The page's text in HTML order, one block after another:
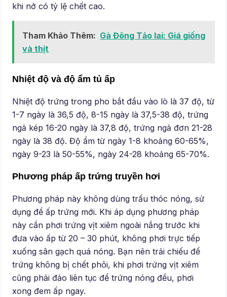
khi nở có tỷ lệ chết cao.
Tham Khảo Thêm: Gà Đông Tảo lai: Giá giống
và thịt
Nhiệt độ và độ ẩm tủ ấp
Nhiệt độ trứng trong pho bắt đầu vào lò là 37 độ, từ
1-7 ngày là 36,5 độ, 8-15 ngày là 37,5-38 độ, trứng
ngả kép 16-20 ngày là 37,8 độ, trứng ngả đơn 21-28
ngày là 38 độ. Độ ẩm từ ngày 1-8 khoảng 60-65%,
ngày 9-23 là 50-55%, ngày 24-28 khoảng 65-70%.
Phương pháp ấp trứng truyền hơi
Phương pháp này không dùng trấu thóc nóng, sử
dụng để ấp trứng mới. Khi áp dụng phương pháp
này cần phơi trứng vịt xiêm ngoài nắng trước khi
đưa vào ấp từ 20 – 30 phút, không phơi trực tiếp
xuống sân gạch quá nóng. Bạn nên trải chiếu để
trứng không bị chết phôi, khi phơi trứng vịt xiêm
cũng phải đảo liên tục để trứng nóng đều, phơi
xong đem ấp ngay.